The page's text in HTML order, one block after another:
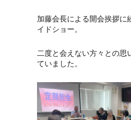
加藤会長による開会挨拶に
イドショー。
二度と会えない方々との思
ていました。